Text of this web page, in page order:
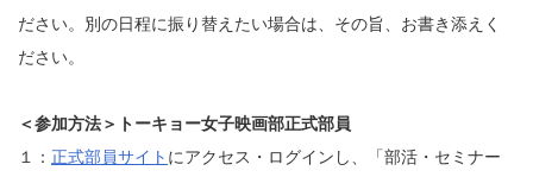
ださい。別の日程に振り替えたい場合は、その旨、お書き添えく
ださい。
＜参加方法＞トーキョー女子映画部正式部員
１： 正式部員サイト にアクセス・ログインし、「部活・セミナー